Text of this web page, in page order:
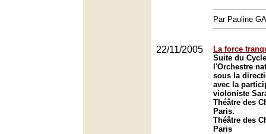
Par Pauline
22/11/2005
La force
Suite du
l'Orchestre
sous la
avec la
violoniste
Théâtre des
Paris.
Théâtre des
Paris